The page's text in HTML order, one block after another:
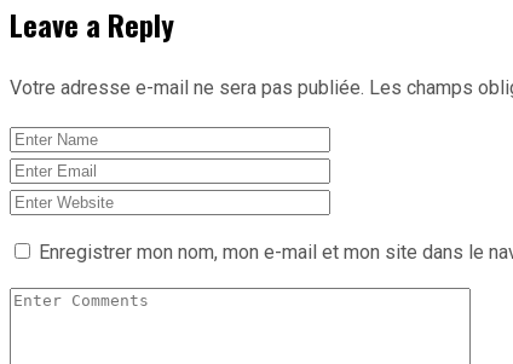
Leave a Reply
Votre adresse e-mail ne sera pas publiée. Les champs
Enregistrer mon nom, mon e-mail et mon site dans le